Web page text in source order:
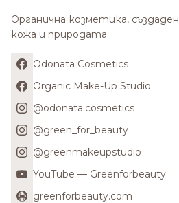
Органична козметика,
кожа и природата.
Odonata Cosmetics
Organic Make-Up Studio
@odonata.cosmetics
@green_for_beauty
@greenmakeupstudio
YouTube — Greenforbeauty
greenforbeauty.com